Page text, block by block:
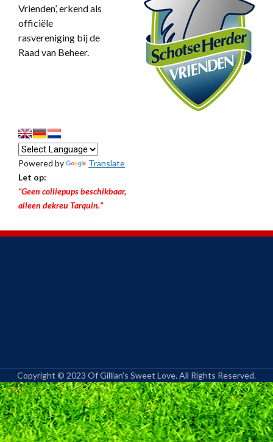
Vrienden’, erkend als
officiële
rasvereniging bij de
Raad van Beheer.
Powered by
Translate
Let op:
“Geen colliepups beschikbaar,
alleen dekreu Tarquin.”
Copyright © 2023 Of Gillian's Sweet Love. All Rights Reserved.